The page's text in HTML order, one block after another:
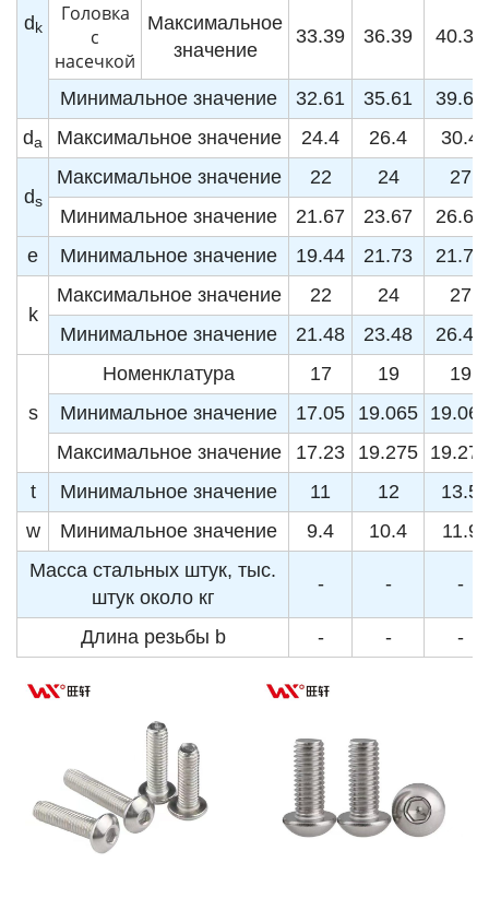
d k
Головка
с
насечкой
Максимальное
значение
33.39 36.39 40.39
Минимальное значение 32.61 35.61
39.61
da Максимальное значение 24.4 26.4 30.4
ds
Максимальное значение 22 24
27
Минимальное значение
21.67 23.67
26.67
e
Минимальное значение 19.44 21.73 21.73
k
Максимальное значение 22 24
27
Минимальное значение
21.48 23.48 26.48
s
Номенклатура 17 19
19
Минимальное значение
17.05 19.065 19.065
Максимальное значение
17.23 19.275 19.275
t
Минимальное значение 11 12
13.5
w
Минимальное значение 9.4 10.4
11.9
Масса стальных штук, тыс.
штук около кг
- - -
Длина резьбы b - - -